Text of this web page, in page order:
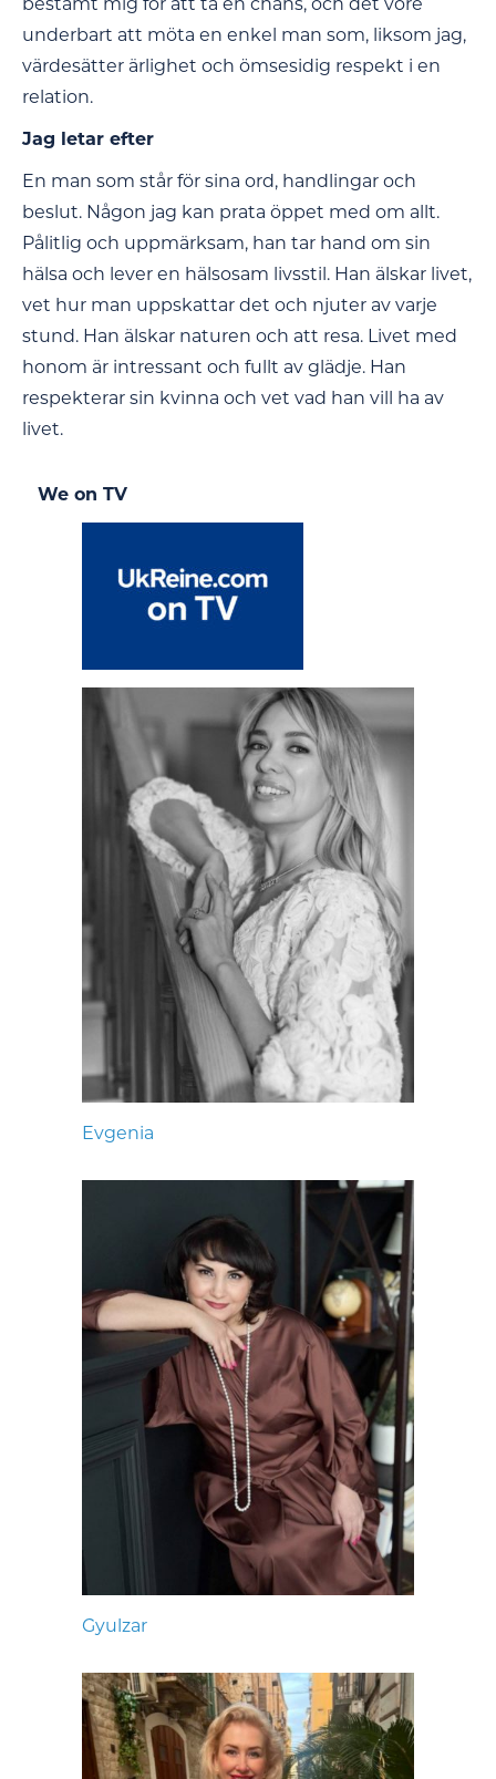
bestämt mig för att ta en chans, och det vore
underbart att möta en enkel man som, liksom jag,
värdesätter ärlighet och ömsesidig respekt i en
relation.
Jag letar efter
En man som står för sina ord, handlingar och
beslut. Någon jag kan prata öppet med om allt.
Pålitlig och uppmärksam, han tar hand om sin
hälsa och lever en hälsosam livsstil. Han älskar livet,
vet hur man uppskattar det och njuter av varje
stund. Han älskar naturen och att resa. Livet med
honom är intressant och fullt av glädje. Han
respekterar sin kvinna och vet vad han vill ha av
livet.
We on TV
Evgenia
Gyulzar